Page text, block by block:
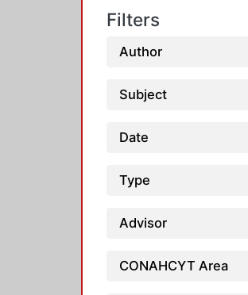
Filters
Author
Subject
Date
Type
Advisor
CONAHCYT Area